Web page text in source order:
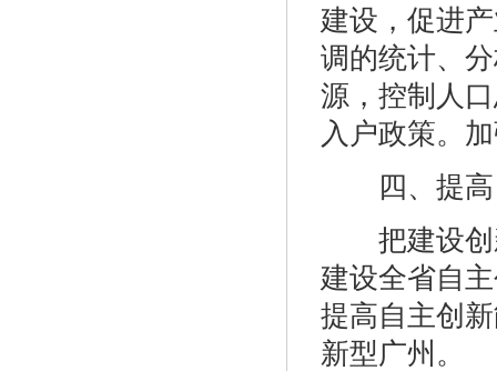
建设，促进
调的统计、
源，控制人
入户政策。
四、提高
把建设创
建设全省自
提高自主创
新型广州。